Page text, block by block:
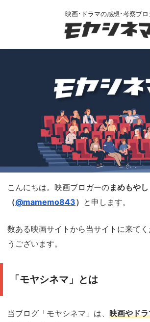
映画･ドラマの感想･考察ブロ
こんにちは。映画ブロガーのまめもやし
（@mamemo843） と申します。
数ある映画サイトから当サイトに来て
うございます。
「モヤシネマ」とは
当ブログ「モヤシネマ」は、 映画やド